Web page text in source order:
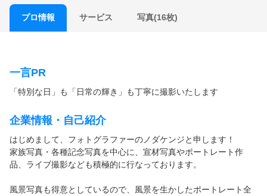
プロ情報 サービス 写真(16枚)
一言PR
「特別な日」も「日常の輝き」も丁寧に撮影いたします
企業情報・自己紹介
はじめまして、フォトグラファーのノダケンジと申します！
家族写真・各種記念写真を中心に、宣材写真やポートレート作
品、ライブ撮影なども積極的に行なっております。
風景写真も得意としているので、風景を生かしたポートレート全